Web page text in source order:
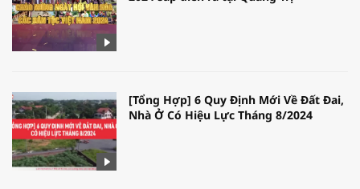
[Tổng Hợp] 6 Quy Định Mới Về Đất Đai,
Nhà Ở Có Hiệu Lực Tháng 8/2024